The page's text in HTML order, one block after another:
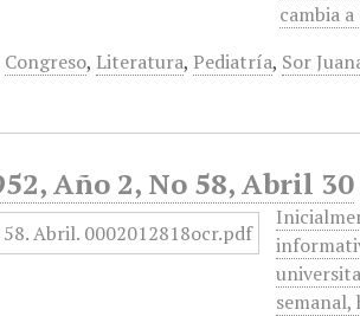
cambia
Congreso, Literatura, Pediatría, Sor
Año 2, No 58, Abril 30
semanal,